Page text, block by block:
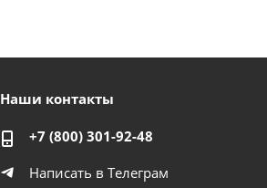
Наши контакты
+7 (800) 301-92-48
Написать в Телеграм